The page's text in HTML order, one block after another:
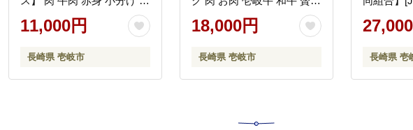
産 切落し 切り落し 冷凍配
送 11000 11000円 [JEP008]
11,000円
長崎県 壱岐市
冷凍 簡単 18000 18000円 加
工品
18,000円
長崎県 壱岐市
肩ロース
27000円
長崎県 壱